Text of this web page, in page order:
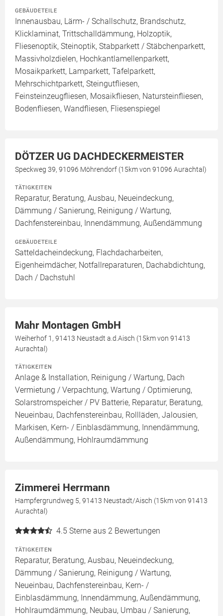
GEBÄUDETEILE
Innenausbau, Lärm- / Schallschutz, Brandschutz,
Klicklaminat, Trittschalldämmung, Holzoptik,
Fliesenoptik, Steinoptik, Stabparkett / Stäbchenparkett,
Massivholzdielen, Hochkantlamellenparkett,
Mosaikparkett, Lamparkett, Tafelparkett,
Mehrschichtparkett, Steingutfliesen,
Feinsteinzeugfliesen, Mosaikfliesen, Natursteinfliesen,
Bodenfliesen, Wandfliesen, Fliesenspiegel
DÖTZER UG DACHDECKERMEISTER
Speckweg 39, 91096 Möhrendorf (15km von 91096 Aurachtal)
TÄTIGKEITEN
Reparatur, Beratung, Ausbau, Neueindeckung,
Dämmung / Sanierung, Reinigung / Wartung,
Dachfenstereinbau, Innendämmung, Außendämmung
GEBÄUDETEILE
Satteldacheindeckung, Flachdacharbeiten,
Eigenheimdächer, Notfallreparaturen, Dachabdichtung,
Dach / Dachstuhl
Mahr Montagen GmbH
Weiherhof 1, 91413 Neustadt a.d.Aisch (15km von 91413
Aurachtal)
TÄTIGKEITEN
Anlage & Installation, Reinigung / Wartung, Dach
Vermietung / Verpachtung, Wartung / Optimierung,
Solarstromspeicher / PV Batterie, Reparatur, Beratung,
Neueinbau, Dachfenstereinbau, Rollläden, Jalousien,
Markisen, Kern- / Einblasdämmung, Innendämmung,
Außendämmung, Hohlraumdämmung
Zimmerei Herrmann
Hampfergrundweg 5, 91413 Neustadt/Aisch (15km von 91413
Aurachtal)
4.5 Sterne aus 2 Bewertungen
TÄTIGKEITEN
Reparatur, Beratung, Ausbau, Neueindeckung,
Dämmung / Sanierung, Reinigung / Wartung,
Neueinbau, Dachfenstereinbau, Kern- /
Einblasdämmung, Innendämmung, Außendämmung,
Hohlraumdämmung, Neubau, Umbau / Sanierung,